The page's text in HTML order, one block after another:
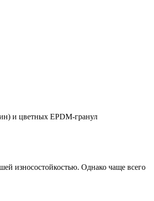
и цветных EPDM-гранул
износостойкостью. Однако чаще всего